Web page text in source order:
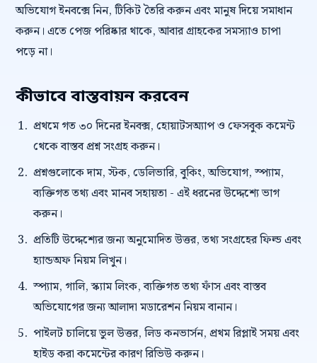
অভিযোগ ইনবক্সে নিন, টিকিট তৈরি করুন এবং মানুষ দিয়ে সমাধান
করুন। এতে পেজ পরিষ্কার থাকে, আবার গ্রাহকের সমস্যাও চাপা
পড়ে না।
কীভাবে বাস্তবায়ন করবেন
প্রথমে গত ৩০ দিনের ইনবক্স, হোয়াটসঅ্যাপ ও ফেসবুক কমেন্ট
থেকে বাস্তব প্রশ্ন সংগ্রহ করুন।
প্রশ্নগুলোকে দাম, স্টক, ডেলিভারি, বুকিং, অভিযোগ, স্প্যাম,
ব্যক্তিগত তথ্য এবং মানব সহায়তা - এই ধরনের উদ্দেশ্যে ভাগ
করুন।
প্রতিটি উদ্দেশ্যের জন্য অনুমোদিত উত্তর, তথ্য সংগ্রহের ফিল্ড এবং
হ্যান্ডঅফ নিয়ম লিখুন।
স্প্যাম, গালি, স্ক্যাম লিংক, ব্যক্তিগত তথ্য ফাঁস এবং বাস্তব
অভিযোগের জন্য আলাদা মডারেশন নিয়ম বানান।
পাইলট চালিয়ে ভুল উত্তর, লিড কনভার্সন, প্রথম রিপ্লাই সময় এবং
হাইড করা কমেন্টের কারণ রিভিউ করুন।